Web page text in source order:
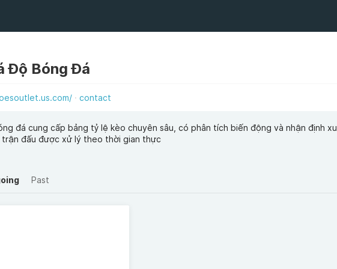
Độ Bóng Đá
contact
đá cung cấp bảng tỷ lệ kèo chuyên sâu, có phân tích biến động và nhận định xu
trận đấu được xử lý theo thời gian thực
Past